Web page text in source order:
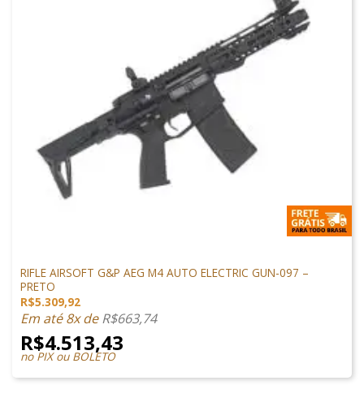
RIFLE AIRSOFT G&P AEG M4 AUTO ELECTRIC GUN-097 –
PRETO
R$5.309,92
Em até 8x deR$663,74
R$4.513,43
no PIX ou BOLETO